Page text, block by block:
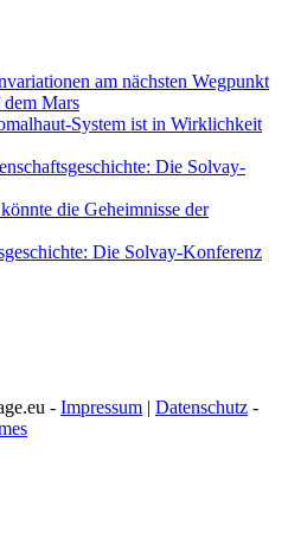
am nächsten Wegpunkt
Mars
System ist in Wirklichkeit
Die Solvay-
die Geheimnisse der
Die Solvay-Konferenz
- Impressum | Datenschutz -